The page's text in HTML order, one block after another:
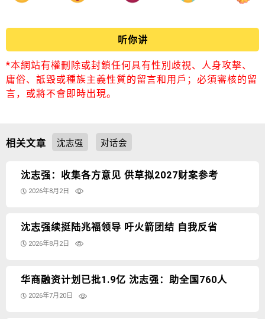
听你讲
*本網站有權刪除或封鎖任何具有性別歧視、人身攻擊、
庸俗、詆毀或種族主義性質的留言和用戶；必須審核的留
言，或將不會即時出現。
相关文章 沈志强 对话会
沈志强：收集各方意见 供草拟2027财案参考
2026年8月2日
沈志强续挺陆兆福领导 吁火箭团结 自我反省
2026年8月2日
华商融资计划已批1.9亿 沈志强：助全国760人
2026年7月20日